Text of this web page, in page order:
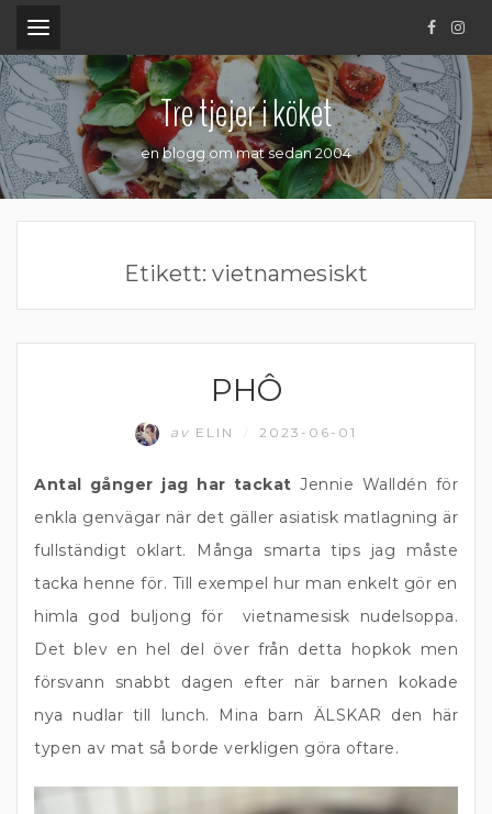
.
Tre tjejer i köket
en blogg om mat sedan 2004
Etikett: vietnamesiskt
PHÔ
av ELIN 2023-06-01
Antal gånger jag har tackat Jennie Walldén för
enkla genvägar när det gäller asiatisk matlagning är
fullständigt oklart. Många smarta tips jag måste
tacka henne för. Till exempel hur man enkelt gör en
himla god buljong för vietnamesisk nudelsoppa.
Det blev en hel del över från detta hopkok men
försvann snabbt dagen efter när barnen kokade
nya nudlar till lunch. Mina barn ÄLSKAR den här
typen av mat så borde verkligen göra oftare.